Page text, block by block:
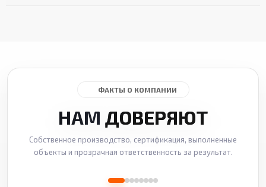
ФАКТЫ О КОМПАНИИ
НАМ ДОВЕРЯЮТ
Собственное производство, сертификация, выполненные
объекты и прозрачная ответственность за результат.